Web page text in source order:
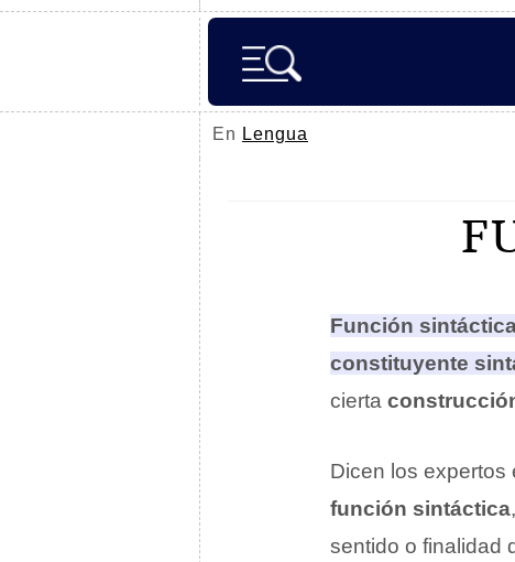
En Lengua
Función
constituyente
cierta
Dicen los expertos
función sintáctica
sentido o finalidad